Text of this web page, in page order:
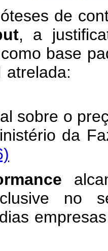
de
, a
base
sobre o
Ministério
no